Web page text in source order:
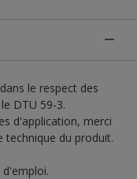
le respect des
DTU 59-3.
d'application, merci
technique du produit.